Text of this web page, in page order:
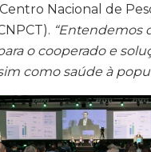
Nacional de
“Entendemos
o cooperado e
como saúde à